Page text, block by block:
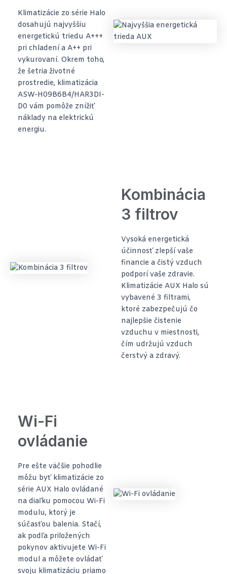
Klimatizácie zo série Halo
dosahujú najvyššiu
energetickú triedu A+++
pri chladení a A++ pri
vykurovaní. Okrem toho,
že šetria životné
prostredie, klimatizácia
ASW-H09B6B4/HAR3DI-
D0 vám pomôže znížiť
náklady na elektrickú
energiu.
Kombinácia
3 filtrov
Vysoká energetická
účinnosť zlepší vaše
financie a čistý vzduch
podporí vaše zdravie.
Klimatizácie AUX Halo sú
vybavené 3 filtrami,
ktoré zabezpečujú čo
najlepšie čistenie
vzduchu v miestnosti,
čím udržujú vzduch
čerstvý a zdravý.
Wi-Fi
ovládanie
Pre ešte väčšie pohodlie
môžu byť klimatizácie zo
série AUX Halo ovládané
na diaľku pomocou Wi-Fi
modulu, ktorý je
súčasťou balenia. Stačí,
ak podľa priložených
pokynov aktivujete Wi-Fi
modul a môžete ovládať
svoju klimatizáciu priamo